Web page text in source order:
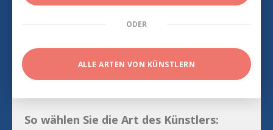
ODER
ALLE ARTEN VON KÜNSTLERN
So wählen Sie die Art des Künstlers: